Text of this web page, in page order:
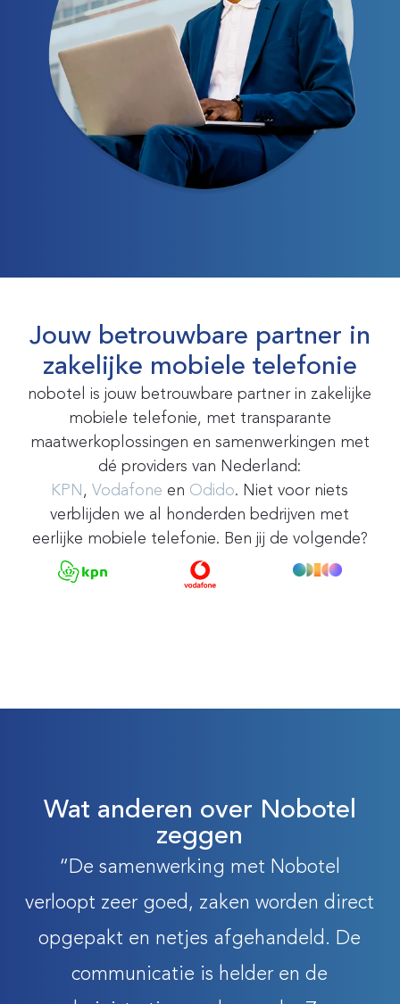
Jouw betrouwbare partner in
zakelijke mobiele telefonie
nobotel is jouw betrouwbare partner in zakelijke
mobiele telefonie, met transparante
maatwerkoplossingen en samenwerkingen met
dé providers van Nederland:
KPN ,Vodafone en Odido. Niet voor niets
verblijden we al honderden bedrijven met
eerlijke mobiele telefonie. Ben jij de volgende?
Wat anderen over Nobotel
zeggen
“De samenwerking met Nobotel
verloopt zeer goed, zaken worden direct
opgepakt en netjes afgehandeld. De
communicatie is helder en de